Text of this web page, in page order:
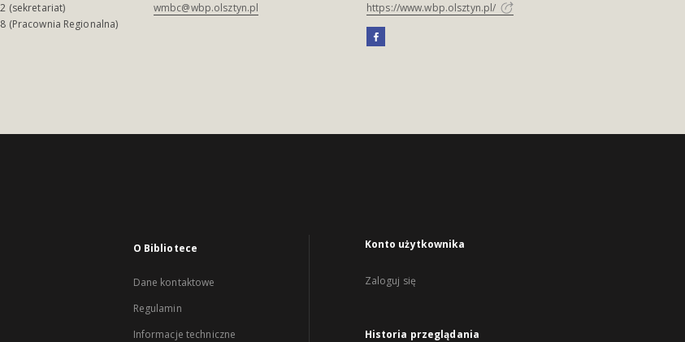
(sekretariat)
(Pracownia Regionalna)
wmbc@wbp.olsztyn.pl https://www.wbp.olsztyn.pl/
O Bibliotece
Dane kontaktowe
Regulamin
Informacje techniczne
Konto użytkownika
Zaloguj się
Historia przeglądania